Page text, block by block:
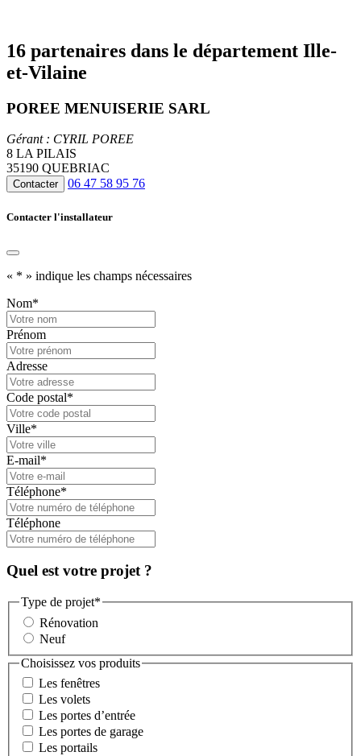
16 partenaires dans le département Ille-
et-Vilaine
POREE MENUISERIE SARL
Gérant : CYRIL POREE
8 LA PILAIS
35190 QUEBRIAC
Contacter 06 47 58 95 76
Contacter l'installateur
« * » indique les champs nécessaires
Nom*
Prénom
Adresse
Code postal*
Ville*
E-mail*
Téléphone*
Téléphone
Quel est votre projet ?
Type de projet*
Rénovation
Neuf
Choisissez vos produits
Les fenêtres
Les volets
Les portes d’entrée
Les portes de garage
Les portails